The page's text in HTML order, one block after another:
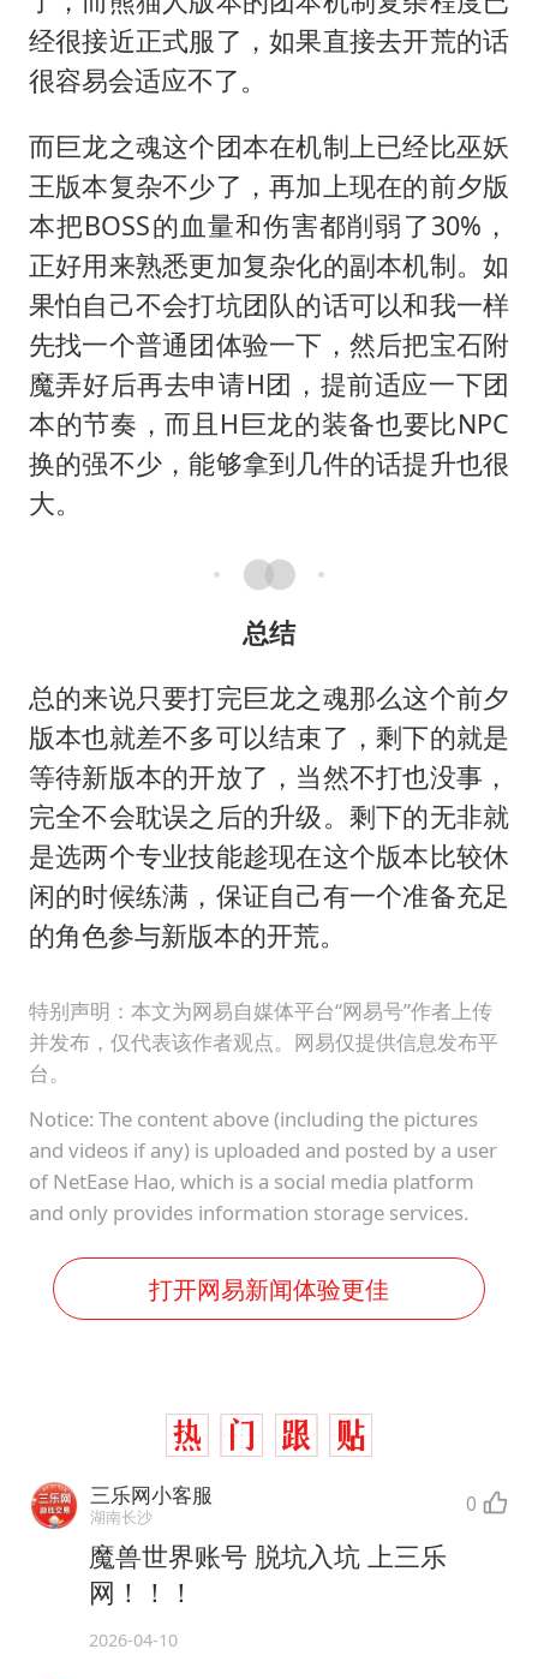
经很接近正式服了，如果直接去开荒的话
很容易会适应不了。
而巨龙之魂这个团本在机制上已经比巫妖
王版本复杂不少了，再加上现在的前夕版
本把BOSS的血量和伤害都削弱了30%，
正好用来熟悉更加复杂化的副本机制。如
果怕自己不会打坑团队的话可以和我一样
先找一个普通团体验一下，然后把宝石附
魔弄好后再去申请H团，提前适应一下团
本的节奏，而且H巨龙的装备也要比NPC
换的强不少，能够拿到几件的话提升也很
大。
总结
总的来说只要打完巨龙之魂那么这个前夕
版本也就差不多可以结束了，剩下的就是
等待新版本的开放了，当然不打也没事，
完全不会耽误之后的升级。剩下的无非就
是选两个专业技能趁现在这个版本比较休
闲的时候练满，保证自己有一个准备充足
的角色参与新版本的开荒。
特别声明：本文为网易自媒体平台“网易号”作者上传
并发布，仅代表该作者观点。网易仅提供信息发布平
台。
Notice: The content above (including the pictures
and videos if any) is uploaded and posted by a user
of NetEase Hao, which is a social media platform
and only provides information storage services.
打开网易新闻体验更佳
三乐网小客服
湖南长沙 0
魔兽世界账号 脱坑入坑 上三乐
网！！！
2026-04-10